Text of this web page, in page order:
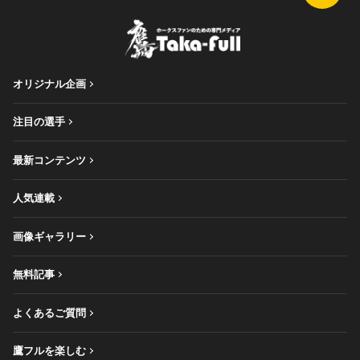
オリジナル企画
注目の選手
最新コンテンツ
人気連載
画像ギャラリー
無料記事
よくあるご質問
鷹フルを楽しむ